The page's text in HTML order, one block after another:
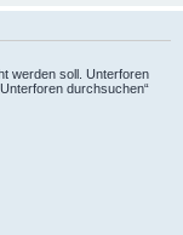
werden soll. Unterforen
durchsuchen“